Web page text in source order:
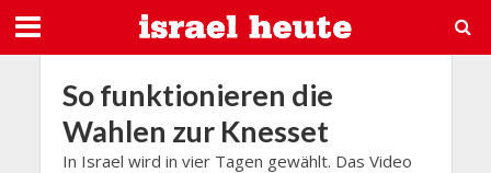
So funktionieren die
Wahlen zur Knesset
In Israel wird in vier Tagen gewählt. Das Video